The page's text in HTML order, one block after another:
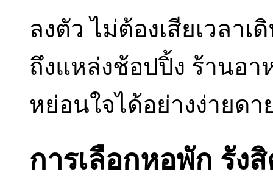
ลงตัว ไม่ต้องเสียเวลา
ถึงแหล่งช้อปปิ้ง ร้านอ
หย่อนใจได้อย่างง่ายดา
การเลือกหอพัก รั